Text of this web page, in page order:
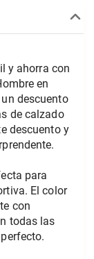
y ahorra con
en
descuento
de calzado
descuento y
para
El color
con
todas las